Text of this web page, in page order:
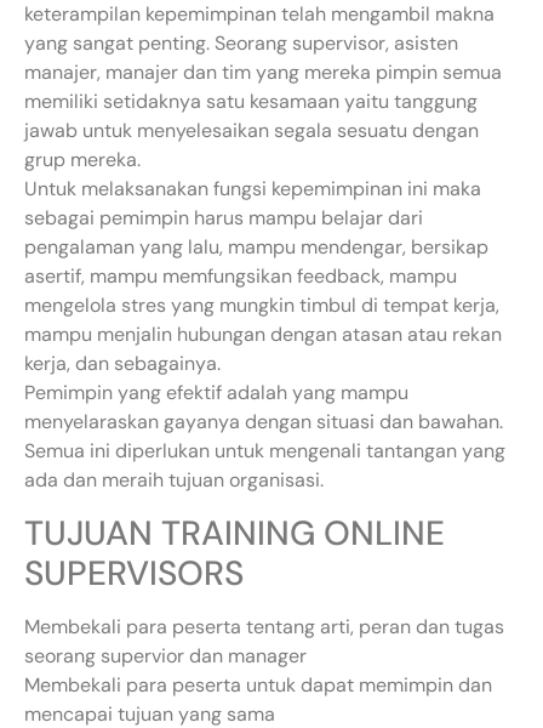
keterampilan kepemimpinan telah mengambil makna
yang sangat penting. Seorang supervisor, asisten
manajer, manajer dan tim yang mereka pimpin semua
memiliki setidaknya satu kesamaan yaitu tanggung
jawab untuk menyelesaikan segala sesuatu dengan
grup mereka.
Untuk melaksanakan fungsi kepemimpinan ini maka
sebagai pemimpin harus mampu belajar dari
pengalaman yang lalu, mampu mendengar, bersikap
asertif, mampu memfungsikan feedback, mampu
mengelola stres yang mungkin timbul di tempat kerja,
mampu menjalin hubungan dengan atasan atau rekan
kerja, dan sebagainya.
Pemimpin yang efektif adalah yang mampu
menyelaraskan gayanya dengan situasi dan bawahan.
Semua ini diperlukan untuk mengenali tantangan yang
ada dan meraih tujuan organisasi.
TUJUAN TRAINING ONLINE
SUPERVISORS
Membekali para peserta tentang arti, peran dan tugas
seorang supervior dan manager
Membekali para peserta untuk dapat memimpin dan
mencapai tujuan yang sama